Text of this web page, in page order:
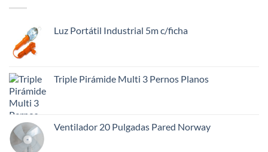
Luz Portátil Industrial 5m c/ficha
Triple Pirámide Multi 3 Pernos Planos
Ventilador 20 Pulgadas Pared Norway